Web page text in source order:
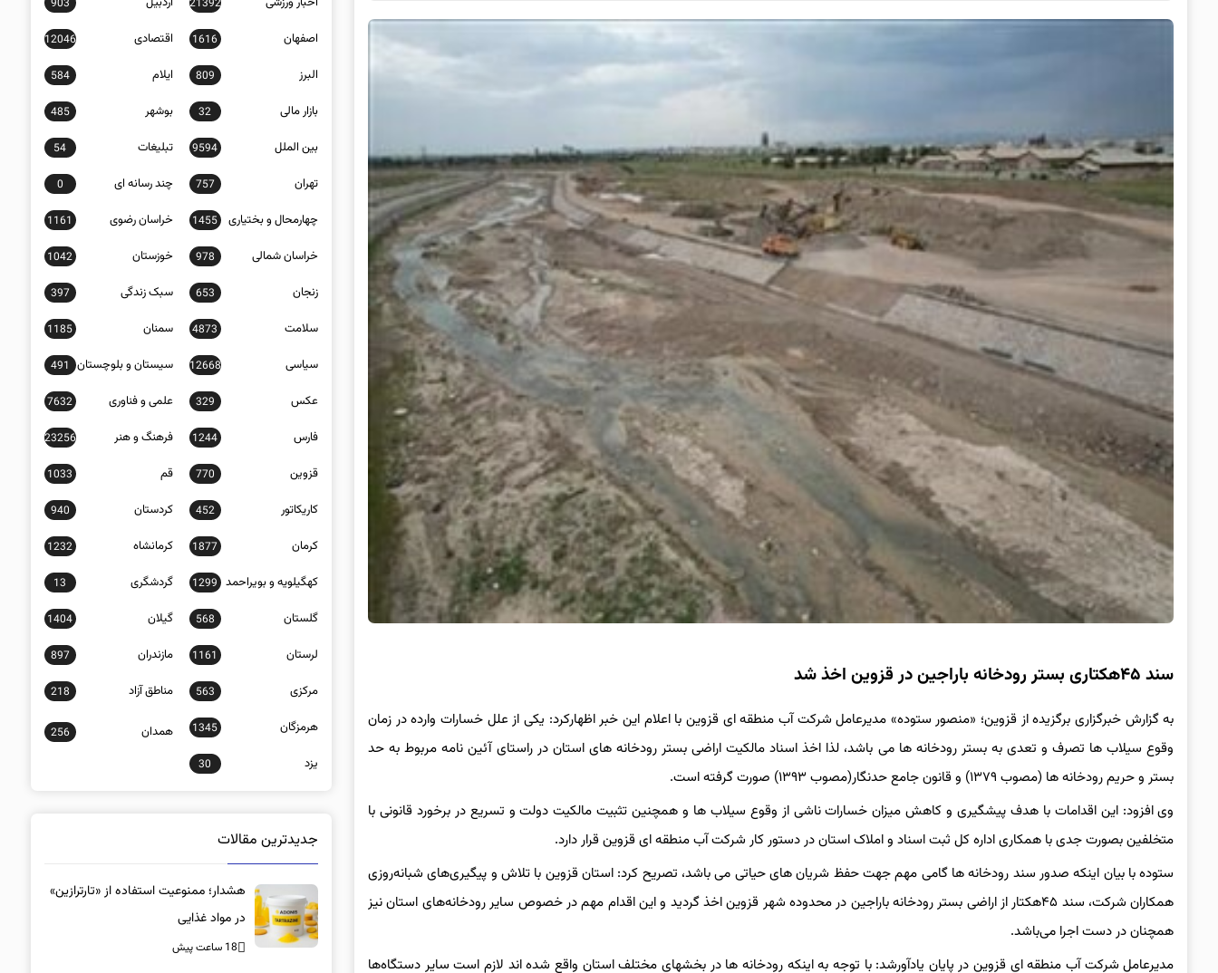
سند ۴۵هکتاری بستر رودخانه باراجین در قزوین اخذ شد
به گزارش خبرگزاری برگزیده از قزوین؛ «منصور ستوده» مدیرعامل شرکت آب منطقه ای قزوین با اعلام این خبر اظهارکرد: یکی از علل خسارات وارده در زمان
وقوع سیلاب ها تصرف و تعدی به بستر رودخانه ها می باشد، لذا اخذ اسناد مالکیت اراضی بستر رودخانه های استان در راستای آئین نامه مربوط به حد
بستر و حریم رودخانه ها (مصوب ۱۳۷۹) و قانون جامع حدنگار(مصوب ۱۳۹۳) صورت گرفته است.
وی افزود: این اقدامات با هدف پیشگیری و کاهش میزان خسارات ناشی از وقوع سیلاب ها و همچنین تثبیت مالکیت دولت و تسریع در برخورد قانونی با
متخلفین بصورت جدی با همکاری اداره کل ثبت اسناد و املاک استان در دستور کار شرکت آب منطقه ای قزوین قرار دارد.
ستوده با بیان اینکه صدور سند رودخانه ها گامی مهم جهت حفظ شریان های حیاتی می باشد، تصریح کرد: استان قزوین با تلاش و پیگیری‌های شبانه‌روزی
همکاران شرکت، سند ۴۵هکتار از اراضی بستر رودخانه باراجین در محدوده شهر قزوین اخذ گردید و این اقدام مهم در خصوص سایر رودخانه‌های استان نیز
همچنان در دست اجرا می‌باشد.
مدیرعامل شرکت آب منطقه ای قزوین در پایان یادآورشد: با توجه به اینکه رودخانه ها در بخشهای مختلف استان واقع شده اند لازم است سایر دستگاه‌ها
21392
903
اصفهان 1616 اقتصادی 12046
البرز 809 ایلام 584
بازار مالی 32 بوشهر 485
بین الملل 9594 تبلیغات 54
تهران 757 چند رسانه ای 0
چهارمحال و بختیاری 1455 خراسان رضوی 1161
خراسان شمالی 978 خوزستان 1042
زنجان 653 سبک زندگی 397
سلامت 4873 سمنان 1185
سیاسی 12668 سیستان و بلوچستان 491
عکس 329 علمی و فناوری 7632
فارس 1244 فرهنگ و هنر 23256
قزوین 770 قم 1033
کاریکاتور 452 کردستان 940
کرمان 1877 کرمانشاه 1232
کهگیلویه و بویراحمد 1299 گردشگری 13
گلستان 568 گیلان 1404
لرستان 1161 مازندران 897
مرکزی 563 مناطق آزاد 218
هرمزگان 1345 همدان 256
یزد 30
جدیدترین مقالات
هشدار؛ ممنوعیت استفاده از «تارترازین»
در مواد غذایی
18 ساعت پیش